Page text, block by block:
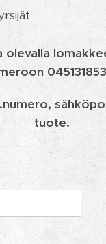
olevalla
tuote.